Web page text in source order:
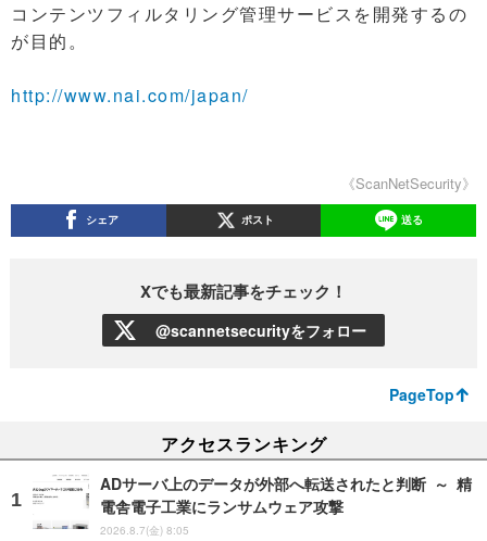
コンテンツフィルタリング管理サービスを開発するの
が目的。
http://www.nai.com/japan/
《ScanNetSecurity》
シェア ポスト 送る
Xでも最新記事をチェック！
@scannetsecurityをフォロー
PageTop
アクセスランキング
ADサーバ上のデータが外部へ転送されたと判断 ～ 精
電舎電子工業にランサムウェア攻撃
2026.8.7(金) 8:05